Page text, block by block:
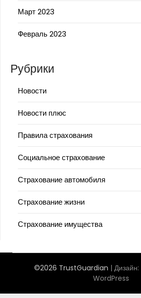
Март 2023
Февраль 2023
Рубрики
Новости
Новости плюс
Правила страхования
Социальное страхование
Страхование автомобиля
Страхование жизни
Страхование имущества
©2026 TrustGuardian | Дизайн:
WordPress